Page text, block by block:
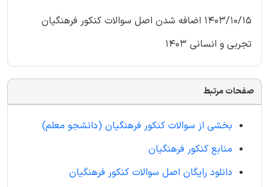
1403/10/15 اضافه شدن اصل سوالات کنکور فرهنگیان
تجربی و انسانی 1403
صفحات مرتبط
بخشی از سوالات کنکور فرهنگیان (دانشجو معلم)
منابع کنکور فرهنگیان
دانلود رایگان اصل سوالات کنکور فرهنگیان